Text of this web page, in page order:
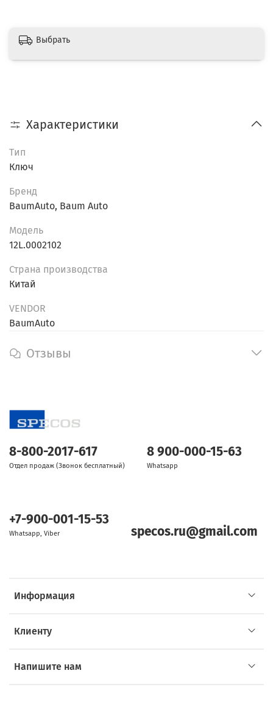
Выбрать
Характеристики
Тип
Ключ
Бренд
BaumAuto, Baum Auto
Модель
12L.0002102
Страна производства
Китай
VENDOR
BaumAuto
Отзывы
Информация
Клиенту
Напишите нам
8-800-2017-617
Отдел продаж (Звонок бесплатный)
8 900-000-15-63
Whatsapp
+7-900-001-15-53
Whatsapp, Viber specos.ru@gmail.com